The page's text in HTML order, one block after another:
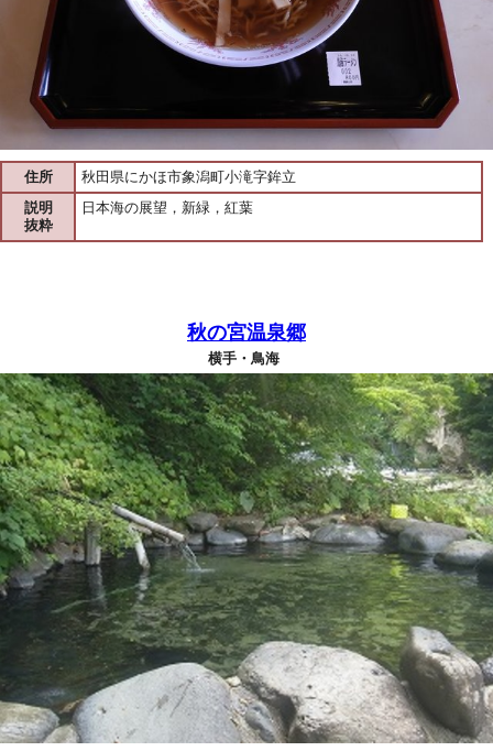
住所
秋田県にかほ市象潟町小滝字鉾立
説明
抜粋
日本海の展望，新緑，紅葉
秋の宮温泉郷
横手・鳥海